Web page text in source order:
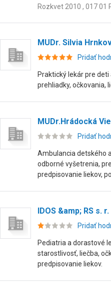
Rozkvet 2010 , 017 01
MUDr. Silvia
Pridať
Praktický lekár pre
prehliadky, očkovania,
MUDr.Hrádocká
Pridať
Ambulancia detského
odborné vyšetrenia,
predpisovanie liekov,
IDOS &amp; RS s.
Pridať
Pediatria a dorastové
starostlivosť, liečba,
predpisovanie liekov.